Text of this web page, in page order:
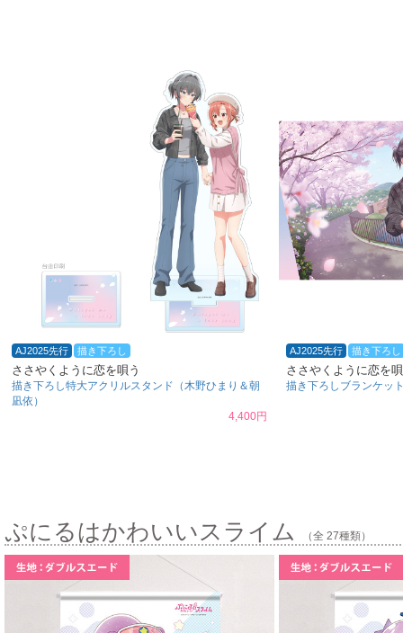
AJ2025先行 描き下ろし
ささやくように恋を唄う
描き下ろし特大アクリルスタンド（木野ひまり＆朝
凪依）
4,400円
AJ2025先行 描き下ろし
ささやくように恋を
描き下ろしブランケッ
ぷにるはかわいいスライム （全 27種類）